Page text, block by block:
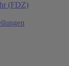
(FDZ)